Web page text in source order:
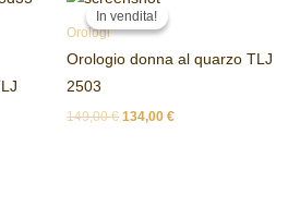
In vendita!
In vendita!
Orologi
Orologio donna al quarzo TLJ
2503
149,00€
prezzo
originale
149,00 €.
134,00 €
134,00 €.